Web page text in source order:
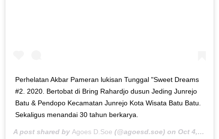
Perhelatan Akbar Pameran lukisan Tunggal "Sweet Dreams
#2. 2020. Bertobat di Bring Rahardjo dusun Jeding Junrejo
Batu & Pendopo Kecamatan Junrejo Kota Wisata Batu Batu.
Sekaligus menandai 30 tahun berkarya.
A post shared by Agoes D.Soe (@agoesd.soe) on Oct 4, 2020 at 7:29pm PDT